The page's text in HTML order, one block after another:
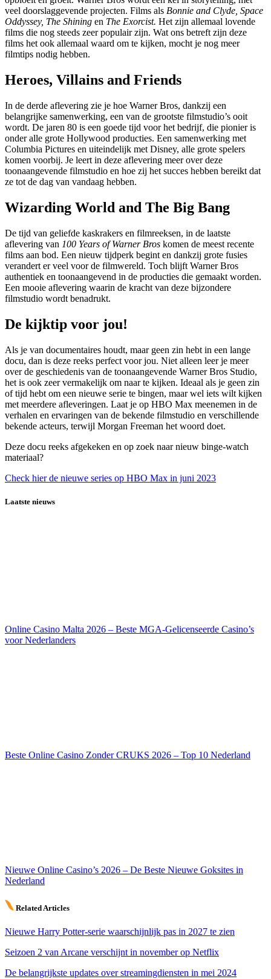
veel doorslaggevende projecten. Films als Bonnie and Clyde, Space
Oddyssey, The Shining en The Exorcist. Het zijn allemaal lovende
films die nog steeds zeer populair zijn. Wat ons betreft zijn deze
films het ook allemaal waard om te kijken, mocht je nog meer
filmtips nodig hebben.
Heroes, Villains and Friends
In de derde aflevering zie je hoe Warner Bros, dankzij een
belangrijke samenwerking, een van de grootste filmstudio’s ooit
wordt. De jaren 80 is een goede tijd voor het bedrijf, die pionier is
onder alle grote Hollywood producties. Een samenwerking met
Columbia Pictures en uiteindelijk met Disney, alle grote spelers
komen voorbij. Je leert in deze aflevering meer over deze
toonaangevende filmstudio en hoe zij het succes hebben bereikt dat
ze tot de dag van vandaag hebben.
Wizarding World and The Big Bang
De tijd van geliefde kaskrakers en filmreeksen, in de laatste
aflevering van 100 Years of Warner Bros komen de meest recente
films aan bod. Een nieuw tijdperk begint en dankzij grote fusies
verandert er veel voor de filmwereld. Toch blijft Warner Bros
authentiek en toonaangevend in de producties die gemaakt worden.
Een mooie aflevering waarin de kracht van deze bijzondere
filmstudio wordt benadrukt.
De kijktip voor jou!
Als je van documentaires houdt, maar geen zin hebt in een lange
docu, dan is deze reeks perfect voor jou. Niet alleen leer je meer
over de geschiedenis van de toonaangevende Warner Bros Studio,
het is ook zeer vermakelijk om naar te kijken. Ideaal als je geen zin
of tijd hebt om een nieuwe serie te bingen, maar wel iets wilt kijken
met meerdere afleveringen. Laat je op HBO Max meenemen in de
verhalen en ervaringen van de bekende filmstudio en verschillende
bekende acteurs, terwijl Morgan Freeman het woord doet.
Deze docu reeks afgekeken en op zoek naar nieuw binge-watch
materiaal?
Check hier de nieuwe series op HBO Max in juni 2023
Laatste nieuws
Online Casino Malta 2026 – Beste MGA-Gelicenseerde Casino’s
voor Nederlanders
Beste Online Casino Zonder CRUKS 2026 – Top 10 Nederland
Nieuwe Online Casino’s 2026 – De Beste Nieuwe Goksites in
Nederland
Related Articles
Nieuwe Harry Potter-serie waarschijnlijk pas in 2027 te zien
Seizoen 2 van Arcane verschijnt in november op Netflix
De belangrijkste updates over streamingdiensten in mei 2024